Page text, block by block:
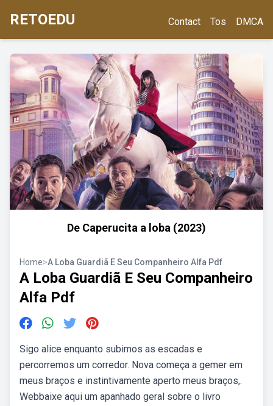
RETOEDU Contact Tos DMCA
De Caperucita a loba (2023)
Home>A Loba Guardiã E Seu Companheiro Alfa Pdf
A Loba Guardiã E Seu Companheiro
Alfa Pdf
Sigo alice enquanto subimos as escadas e
percorremos um corredor. Nova começa a gemer em
meus braços e instintivamente aperto meus braços,.
Webbaixe aqui um apanhado geral sobre o livro